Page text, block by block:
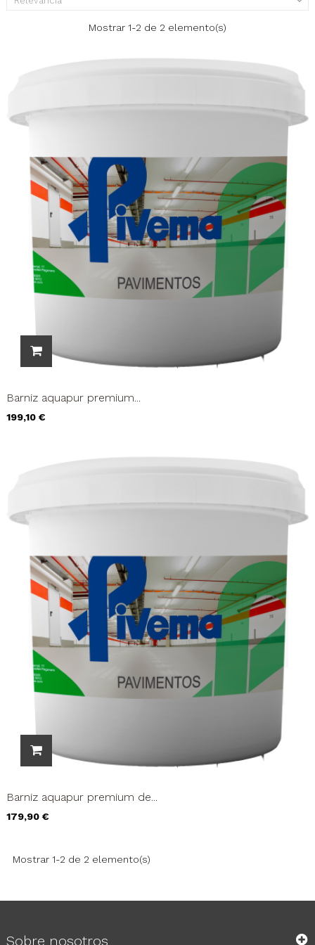
Mostrar 1-2 de 2 elemento(s)
Barniz aquapur premium...
Precio
199,10 €
Barniz aquapur premium de...
Precio
179,90 €
Mostrar 1-2 de 2 elemento(s)
Sobre nosotros